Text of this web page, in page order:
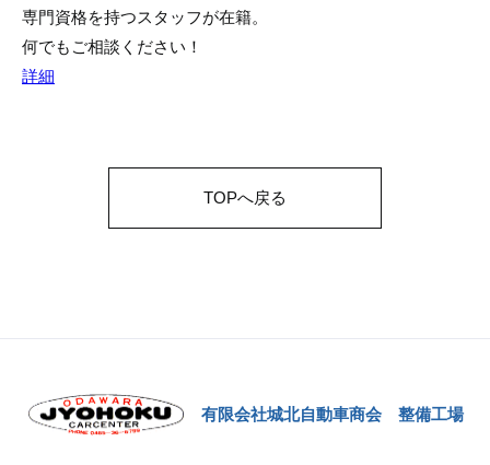
専門資格を持つスタッフが在籍。
何でもご相談ください！
詳細
TOPへ戻る
有限会社城北自動車商会 整備工場